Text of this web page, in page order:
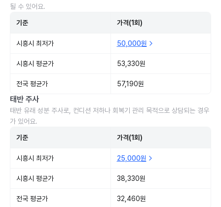
될 수 있어요.
기준 가격(1회)
시흥시 최저가 50,000원
시흥시 평균가 53,330원
전국 평균가 57,190원
태반 주사
태반 유래 성분 주사로, 컨디션 저하나 회복기 관리 목적으로 상담되는 경우
가 있어요.
기준 가격(1회)
시흥시 최저가 25,000원
시흥시 평균가 38,330원
전국 평균가 32,460원